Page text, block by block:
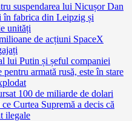
suspendarea lui Nicușor Dan
fabrica din Leipzig și
unități
de acțiuni SpaceX
lui Putin și șeful companiei
armată rusă, este în stare
100 de miliarde de dolari
Curtea Supremă a decis că
ilegale